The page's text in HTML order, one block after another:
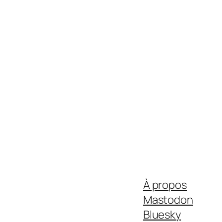
À propos
Mastodon
Bluesky